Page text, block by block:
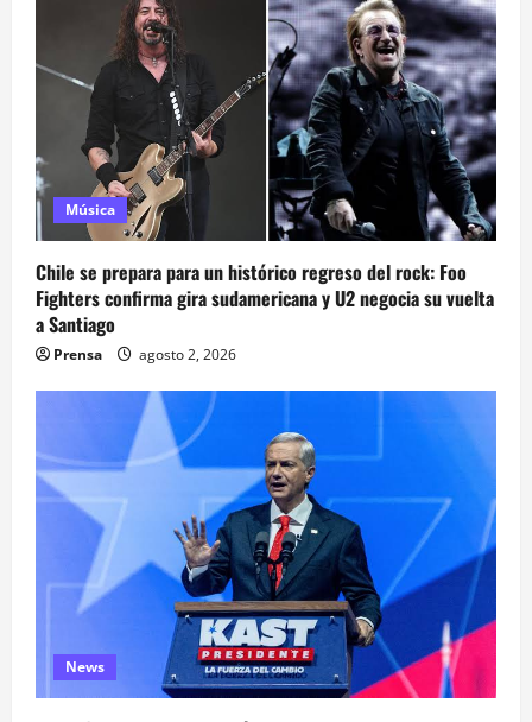
Música
Chile se prepara para un histórico regreso del rock: Foo
Fighters confirma gira sudamericana y U2 negocia su vuelta
a Santiago
Prensa agosto 2, 2026
News